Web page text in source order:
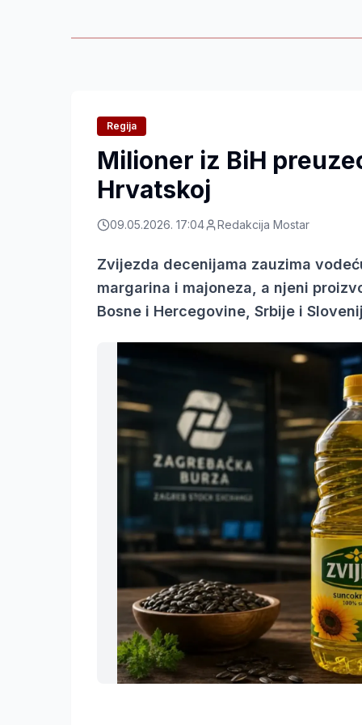
Regija
Milioner iz BiH
Hrvatskoj
09.05.2026. 17:04 Redakcija Mostar
Zvijezda decenijama zauzima
margarina i majoneza, a njeni
Bosne i Hercegovine, Srbije i